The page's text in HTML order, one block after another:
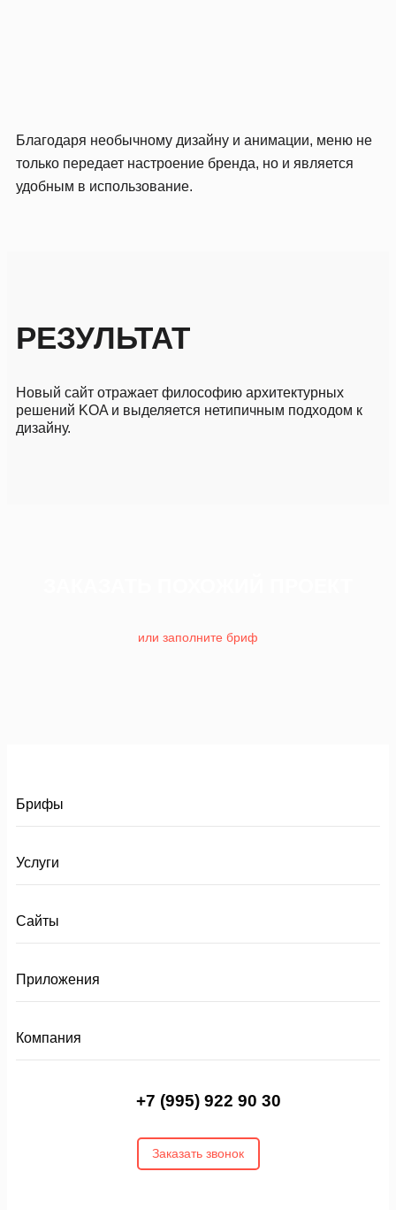
Благодаря необычному дизайну и анимации, меню не
только передает настроение бренда, но и является
удобным в использование.
РЕЗУЛЬТАТ
Новый сайт отражает философию архитектурных
решений KOA и выделяется нетипичным подходом к
дизайну.
или заполните бриф
+7 (995) 922 90 30
Заказать звонок
Брифы
Услуги
Сайты
Приложения
Компания